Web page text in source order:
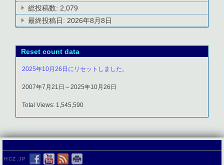
総投稿数: 2,079
最終投稿日: 2026年8月8日
Reset count data
2025年10月26日にリセットしました。
2007年7月21日～2025年10月26日
Total Views: 1,545,590
HCZ.JP